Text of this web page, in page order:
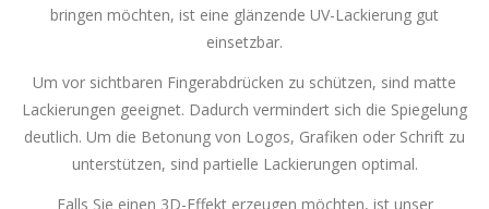
bringen möchten, ist eine glänzende UV-Lackierung gut
einsetzbar.
Um vor sichtbaren Fingerabdrücken zu schützen, sind matte
Lackierungen geeignet. Dadurch vermindert sich die Spiegelung
deutlich. Um die Betonung von Logos, Grafiken oder Schrift zu
unterstützen, sind partielle Lackierungen optimal.
Falls Sie einen 3D-Effekt erzeugen möchten, ist unser